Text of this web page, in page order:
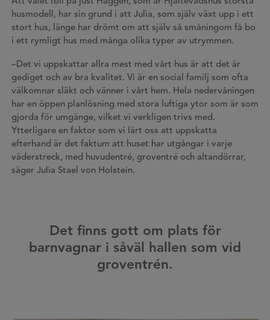
husmodell, har sin grund i att Julia, som själv växt upp i ett
stort hus, länge har drömt om att själv så småningom få bo
i ett rymligt hus med många olika typer av utrymmen.
–Det vi uppskattar allra mest med vårt hus är att det är
gediget och av bra kvalitet. Vi är en social familj som ofta
välkomnar släkt och vänner i vårt hem. Hela nedervåningen
har en öppen planlösning med stora luftiga ytor som är som
gjorda för umgänge, vilket vi verkligen trivs med.
Ytterligare en faktor som vi lärt oss att uppskatta
efterhand är det faktum att huset har utgångar i varje
väderstreck, med huvudentré, groventré och altandörrar,
säger Julia Stael von Holstein.
Det finns gott om plats för
barnvagnar i såväl hallen som vid
groventrén.